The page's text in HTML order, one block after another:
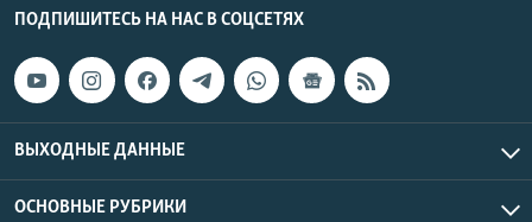
ПОДПИШИТЕСЬ НА НАС В СОЦСЕТЯХ
ВЫХОДНЫЕ ДАННЫЕ
ОСНОВНЫЕ РУБРИКИ